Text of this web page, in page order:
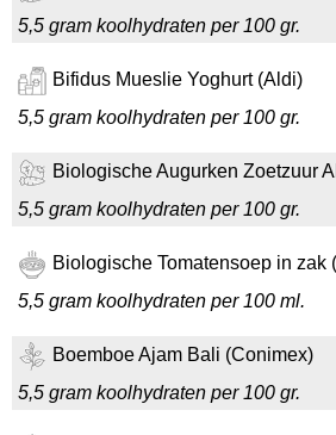
5,5 gram koolhydraten per 100 gr.
Bifidus Mueslie Yoghurt (Aldi)
5,5 gram koolhydraten per 100 gr.
Biologische Augurken Zoetzuur
5,5 gram koolhydraten per 100 gr.
Biologische Tomatensoep in zak
5,5 gram koolhydraten per 100 ml.
Boemboe Ajam Bali (Conimex)
5,5 gram koolhydraten per 100 gr.